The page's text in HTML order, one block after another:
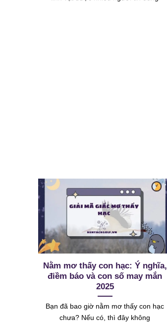
Nằm mơ thấy con hạc: Ý nghĩa,
điềm báo và con số may mắn
2025
Bạn đã bao giờ nằm mơ thấy con hạc
chưa? Nếu có, thì đây không